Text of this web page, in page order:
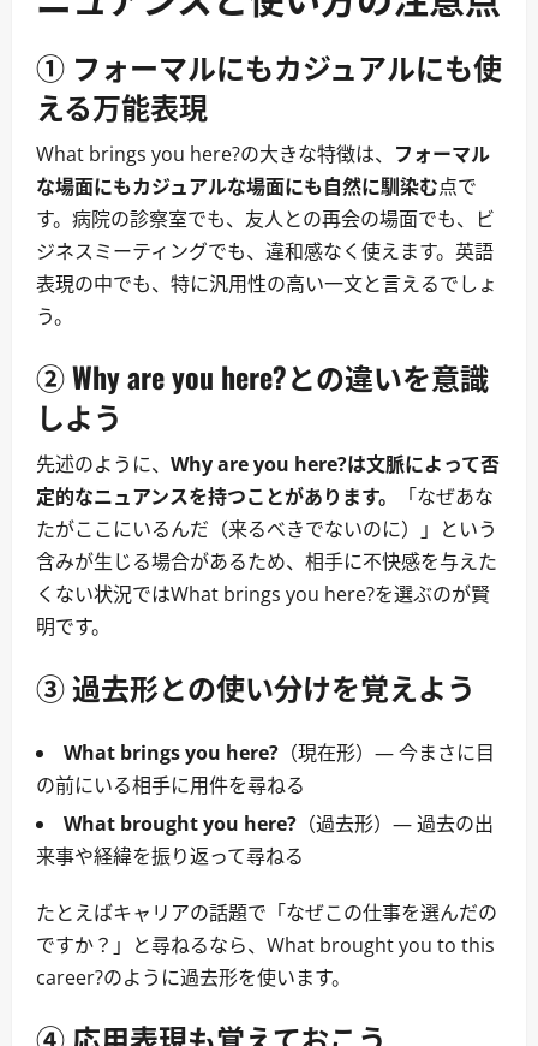
① フォーマルにもカジュアルにも使
える万能表現
What brings you here?の大きな特徴は、 フォーマル
な場面にもカジュアルな場面にも自然に馴染む点で
す。病院の診察室でも、友人との再会の場面でも、ビ
ジネスミーティングでも、違和感なく使えます。英語
表現の中でも、特に汎用性の高い一文と言えるでしょ
う。
② Why are you here?との違いを意識
しよう
先述のように、 Why are you here?は文脈によって否
定的なニュアンスを持つことがあります。
「なぜあな
たがここにいるんだ（来るべきでないのに）」という
含みが生じる場合があるため、相手に不快感を与えた
くない状況ではWhat brings you here?を選ぶのが賢
明です。
③ 過去形との使い分けを覚えよう
What brings you here? （現在形）― 今まさに目
の前にいる相手に用件を尋ねる
What brought you here? （過去形）― 過去の出
来事や経緯を振り返って尋ねる
たとえばキャリアの話題で「なぜこの仕事を選んだの
ですか？」と尋ねるなら、What brought you to this
career?のように過去形を使います。